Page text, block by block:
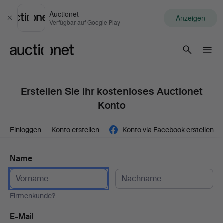
Schließen
Auctionet
Verfügbar auf Google Play Anzeigen
Erstellen Sie Ihr kostenloses Auctionet
Konto
Einloggen Konto erstellen Konto via Facebook erstellen
Name
Firmenkunde?
E-Mail